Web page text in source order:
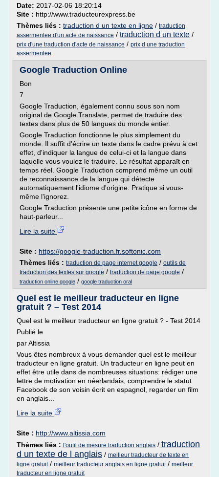
Date: 2017-02-06 18:20:14
Site : http://www.traducteurexpress.be
Thèmes liés : traduction d un texte en ligne / traduction
assermentee d'un acte de naissance / traduction d un texte /
prix d'une traduction d'acte de naissance / prix d une traduction
assermentee
Google Traduction Online
Bon
7
Google Traduction, également connu sous son nom
original de Google Translate, permet de traduire des
textes dans plus de 50 langues du monde entier.
Google Traduction fonctionne le plus simplement du
monde. Il suffit d'écrire un texte dans le cadre prévu à cet
effet, d'indiquer la langue de celui-ci et la langue dans
laquelle vous voulez le traduire. Le résultat apparaît en
temps réel. Google Traduction comprend même un outil
de reconnaissance de la langue qui détecte
automatiquement l'idiome d'origine. Pratique si vous-
même l'ignorez.
Google Traduction présente une petite icône en forme de
haut-parleur...
Lire la suite
Site : https://google-traduction.fr.softonic.com
Thèmes liés : traduction de page internet google / outils de
traduction des textes sur google / traduction de page google /
traduction online google / google traduction oral
Quel est le meilleur traducteur en ligne
gratuit ? – Test 2014
Quel est le meilleur traducteur en ligne gratuit ? - Test 2014
Publié le
par Altissia
Vous êtes nombreux à vous demander quel est le meilleur
traducteur en ligne gratuit. Un traducteur en ligne peut en
effet être utile dans de nombreuses situations: rédiger une
lettre de motivation en néerlandais, comprendre le statut
Facebook de son voisin écrit en espagnol, regarder un film
en anglais...
Lire la suite
Site : http://www.altissia.com
Thèmes liés : l'outil de mesure traduction anglais / traduction
d un texte de l anglais / meilleur traducteur de texte en
ligne gratuit/ meilleur traducteur anglais en ligne gratuit/ meilleur
traducteur en ligne gratuit